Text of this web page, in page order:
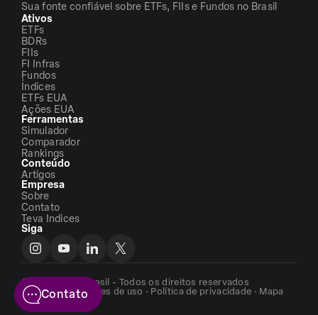
Sua fonte confiável sobre ETFs, FIIs e Fundos no Brasil
Ativos
ETFs
BDRs
FIIs
FI Infras
Fundos
Índices
ETFs EUA
Ações EUA
Ferramentas
Simulador
Comparador
Rankings
Conteúdo
Artigos
Empresa
Sobre
Contato
Teva Indices
Siga
©2026 - ETFs Brasil - Todos os direitos reservados
Termos e condições de uso · Política de privacidade · Mapa
do siteContato